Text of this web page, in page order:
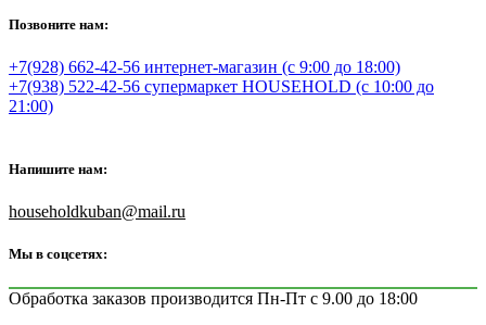
Позвоните нам:
+7(928) 662-42-56 интернет-магазин (с 9:00 до 18:00)
+7(938) 522-42-56 супермаркет HOUSEHOLD (с 10:00 до
21:00)
Напишите нам:
householdkuban@mail.ru
Мы в соцсетях:
Обработка заказов производится Пн-Пт с 9.00 до 18:00